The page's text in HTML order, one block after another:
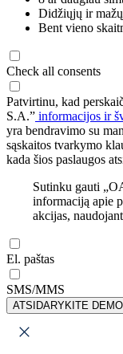
Didžiųjų ir
Bent vieno
Check all consents
Patvirtinu, kad
S.A.” informacijos ir
yra bendravimo su
sąskaitos tvarkymo
kada šios paslaugos
Sutinku gauti
informaciją apie
akcijas,
El. paštas
SMS/MMS
ATSIDARYKITE